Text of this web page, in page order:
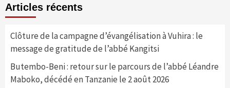
Articles récents
Clôture de la campagne d’évangélisation à Vuhira : le
message de gratitude de l’abbé Kangitsi
Butembo-Beni : retour sur le parcours de l’abbé Léandre
Maboko, décédé en Tanzanie le 2 août 2026